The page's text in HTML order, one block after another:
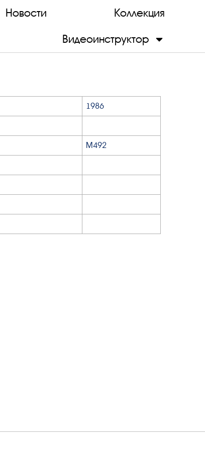
Новости Коллекция
Видеоинструктор
1986
М492